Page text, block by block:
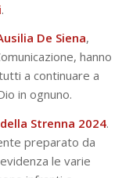
.
De Siena,
hanno
a continuare a
in ognuno.
Strenna 2024.
preparato da
le varie